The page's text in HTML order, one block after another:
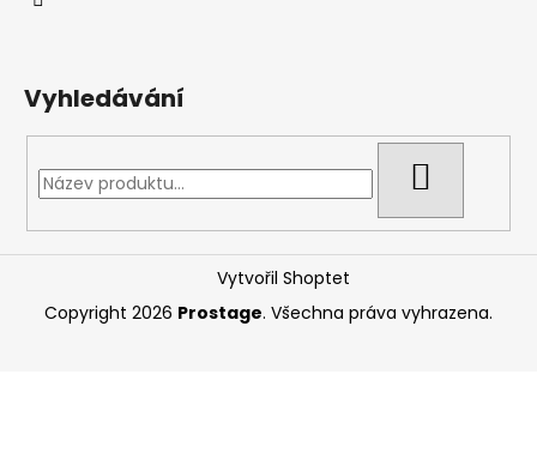
Vyhledávání
Vytvořil Shoptet
Copyright 2026 Prostage. Všechna práva vyhrazena.